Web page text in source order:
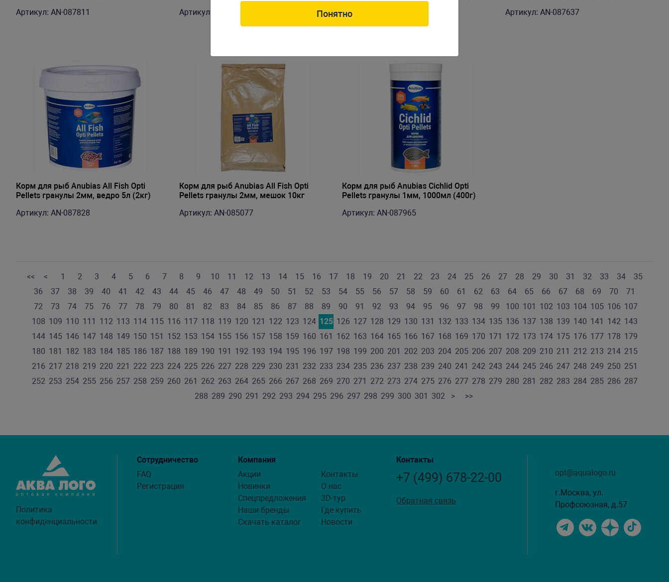
Артикул: AN-087811
Артикул: AN-085060
Артикул: AN-087934
Артикул: AN-087637
Корм для рыб Anubias All Fish Opti
Pellets гранулы 2мм, ведро 5л (2кг)
Артикул: AN-087828
Корм для рыб Anubias All Fish Opti
Pellets гранулы 2мм, мешок 10кг
Артикул: AN-085077
Корм для рыб Anubias Cichlid Opti
Pellets гранулы 1мм, 1000мл (400г)
Артикул: AN-087965
<< < 1 2 3 4 5 6 7 8 9 10 11 12 13 14 15 16 17 18 19 20 21 22 23 24 25 26 27 28 29 30 31 32 33 34
35
36
37 38 39 40 41 42 43 44 45 46 47 48 49 50 51 52 53 54 55 56 57 58 59 60 61 62 63 64 65 66 67 68 69 70
71
72
73 74 75 76 77 78 79 80 81 82 83 84 85 86 87 88 89 90 91 92 93 94 95 96 97 98 99 100 101 102 103 104 105 106 107
108 109 110 111 112 113 114 115 116 117 118 119 120 121 122 123 124 125 126 127 128 129 130 131 132 133 134 135 136 137 138 139 140 141 142 143
144 145 146 147 148 149 150 151 152 153 154 155 156 157 158 159 160 161 162 163 164 165 166 167 168 169 170 171 172 173 174 175 176 177 178 179
180 181 182 183 184 185 186 187 188 189 190 191 192 193 194 195 196 197 198 199 200 201 202 203 204 205 206 207 208 209 210 211 212 213 214 215
216 217 218 219 220 221 222 223 224 225 226 227 228 229 230 231 232 233 234 235 236 237 238 239 240 241 242 243 244 245 246 247 248 249 250 251
252 253 254 255 256 257 258 259 260 261 262 263 264 265 266 267 268 269 270 271 272 273 274 275 276 277 278 279 280 281 282 283 284 285 286 287
288 289 290 291 292 293 294 295 296 297 298 299 300 301 302 > >>
Политика
конфиденциальности
Сотрудничество
FAQ
Регистрация
Компания
Акции
Новинки
Спецпредложения
Наши бренды
Скачать каталог
Контакты
О нас
3D-тур
Где купить
Новости
Контакты
+7 (499) 678-22-00
Обратная связь
opt@aqualogo.ru
г.Москва, ул.
Профсоюзная, д.57
Понятно